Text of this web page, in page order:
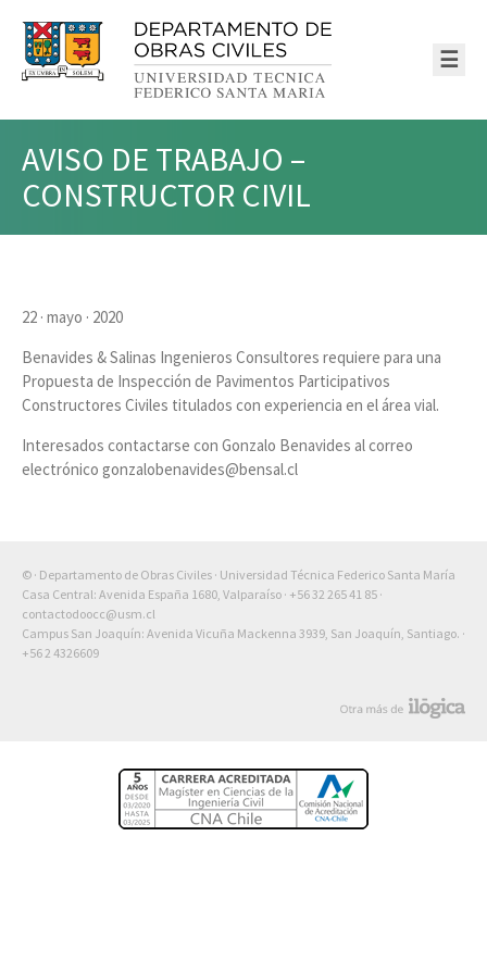
☰
AVISO DE TRABAJO –
CONSTRUCTOR CIVIL
22 · mayo · 2020
Benavides & Salinas Ingenieros Consultores requiere para una
Propuesta de Inspección de Pavimentos Participativos
Constructores Civiles titulados con experiencia en el área vial.
Interesados contactarse con Gonzalo Benavides al correo
electrónico gonzalobenavides@bensal.cl
© · Departamento de Obras Civiles · Universidad Técnica Federico Santa María
Casa Central: Avenida España 1680, Valparaíso · +56 32 265 41 85 ·
contactodoocc@usm.cl
Campus San Joaquín: Avenida Vicuña Mackenna 3939, San Joaquín, Santiago. ·
+56 2 4326609